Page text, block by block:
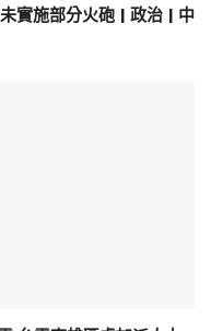
實施部分火砲 | 政治 | 中